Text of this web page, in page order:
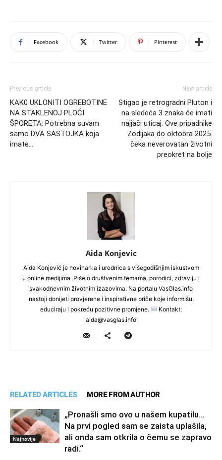
Facebook Twitter Pinterest
Previous article
KAK0 UKLONITI OGREBOTINE
NA STAKLENOJ PLOČI
ŠPORETA: Potrebna suvam
samo DVA SASTOJKA koja
imate…
Next article
Stigao je retrogradni Pluton i
na sledeća 3 znaka će imati
najjači uticaj: Ove pripadnike
Zodijaka do oktobra 2025.
čeka neverovatan životni
preokret na bolje
Aida Konjevic
Aida Konjević je novinarka i urednica s višegodišnjim iskustvom
u online medijima. Piše o društvenim temama, porodici, zdravlju i
svakodnevnim životnim izazovima. Na portalu VasGlas.info
nastoji donijeti provjerene i inspirativne priče koje informišu,
educiraju i pokreću pozitivne promjene.
Kontakt:
aida@vasglas.info
RELATED ARTICLES MORE FROM AUTHOR
Najnovije
„Pronašli smo ovo u našem kupatilu…
Na prvi pogled sam se zaista uplašila,
ali onda sam otkrila o čemu se zapravo
radi.“